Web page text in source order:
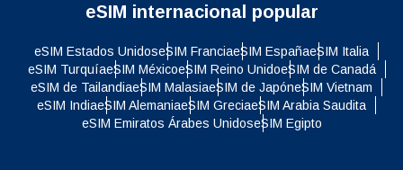
eSIM internacional popular
eSIM Estados UnidoseSIM FranciaeSIM EspañaeSIM Italia
eSIM TurquíaeSIM MéxicoeSIM Reino UnidoeSIM de Canadá
eSIM de TailandiaeSIM MalasiaeSIM de JapóneSIM Vietnam
eSIM IndiaeSIM AlemaniaeSIM GreciaeSIM Arabia Saudita
eSIM Emiratos Árabes UnidoseSIM Egipto